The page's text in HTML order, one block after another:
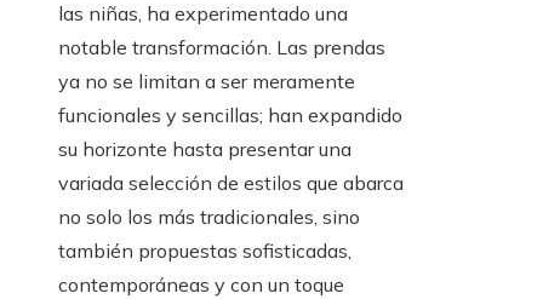
las niñas, ha experimentado una
notable transformación. Las prendas
ya no se limitan a ser meramente
funcionales y sencillas; han expandido
su horizonte hasta presentar una
variada selección de estilos que abarca
no solo los más tradicionales, sino
también propuestas sofisticadas,
contemporáneas y con un toque